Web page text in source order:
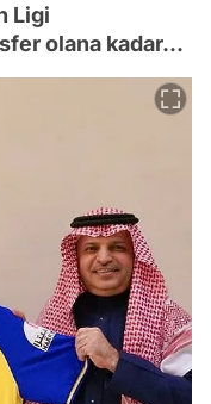
Ligi
olana kadar...